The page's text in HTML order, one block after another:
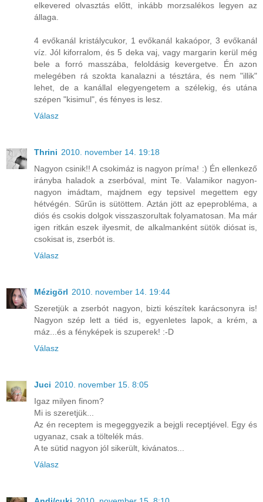
elkevered olvasztás előtt, inkább morzsalékos legyen az
állaga.
4 evőkanál kristálycukor, 1 evőkanál kakaópor, 3 evőkanál
víz. Jól kiforralom, és 5 deka vaj, vagy margarin kerül még
bele a forró masszába, feloldásig kevergetve. Én azon
melegében rá szokta kanalazni a tésztára, és nem "illik"
lehet, de a kanállal elegyengetem a szélekig, és utána
szépen "kisimul", és fényes is lesz.
Válasz
Thrini 2010. november 14. 19:18
Nagyon csinik!! A csokimáz is nagyon príma! :) Én ellenkező
irányba haladok a zserbóval, mint Te. Valamikor nagyon-
nagyon imádtam, majdnem egy tepsivel megettem egy
hétvégén. Sűrűn is sütöttem. Aztán jött az epeprobléma, a
diós és csokis dolgok visszaszorultak folyamatosan. Ma már
igen ritkán eszek ilyesmit, de alkalmanként sütök diósat is,
csokisat is, zserbót is.
Válasz
Mézigörl 2010. november 14. 19:44
Szeretjük a zserbót nagyon, bizti készítek karácsonyra is!
Nagyon szép lett a tiéd is, egyenletes lapok, a krém, a
máz...és a fényképek is szuperek! :-D
Válasz
Juci 2010. november 15. 8:05
Igaz milyen finom?
Mi is szeretjük...
Az én receptem is megeggyezik a bejgli receptjével. Egy és
ugyanaz, csak a töltelék más.
A te sütid nagyon jól sikerült, kivánatos...
Válasz